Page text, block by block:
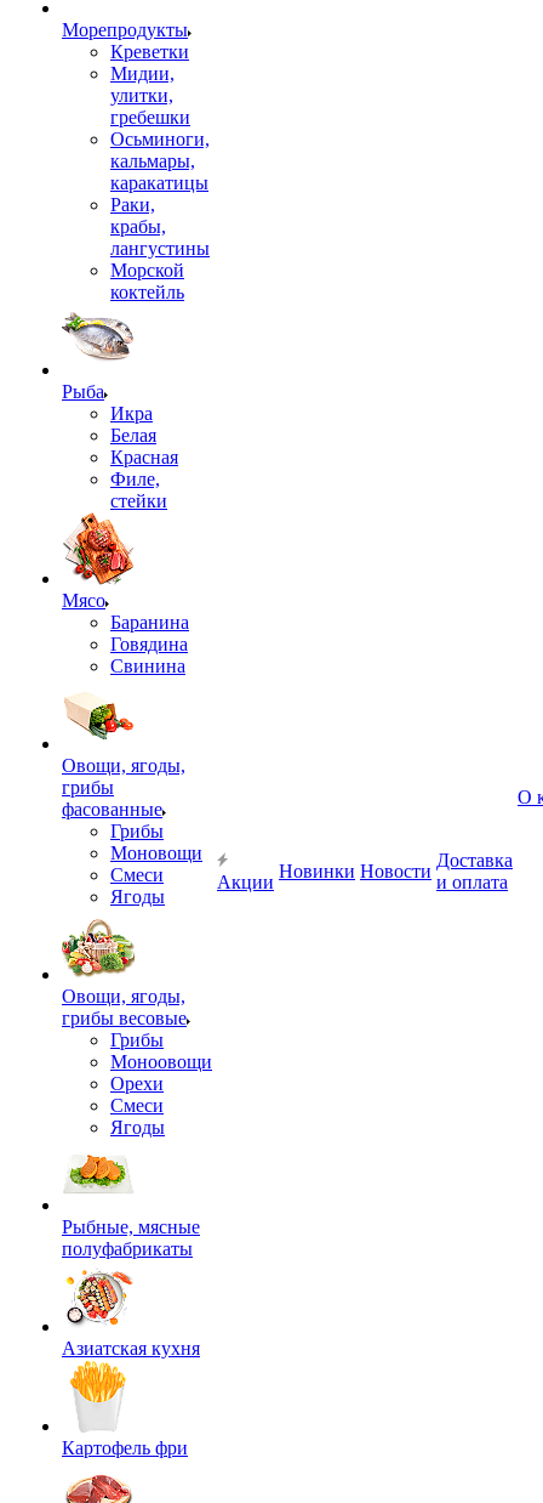
Морепродукты
Креветки
Мидии,
улитки,
гребешки
Осьминоги,
кальмары,
каракатицы
Раки,
крабы,
лангустины
Морской
коктейль
Рыба
Икра
Белая
Красная
Филе,
стейки
Мясо
Баранина
Говядина
Свинина
Овощи, ягоды,
грибы
фасованные
Грибы
Моновощи
Смеси
Ягоды
Овощи, ягоды,
грибы весовые
Грибы
Моноовощи
Орехи
Смеси
Ягоды
Рыбные, мясные
полуфабрикаты
Азиатская кухня
Картофель фри
Акции
Новинки Новости
Доставка
и оплата
О